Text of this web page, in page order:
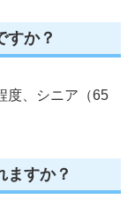
すか？
度、シニア（65
ますか？